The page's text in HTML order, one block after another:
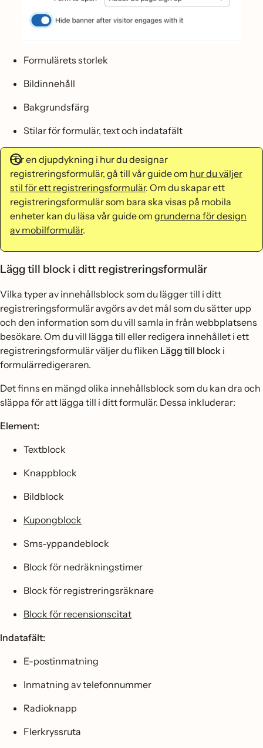
Formulärets storlek
Bildinnehåll
Bakgrundsfärg
Stilar för formulär, text och indatafält
För en djupdykning i hur du designar
registreringsformulär, gå till vår guide om hur du väljer
stil för ett registreringsformulär. Om du skapar ett
registreringsformulär som bara ska visas på mobila
enheter kan du läsa vår guide om grunderna för design
av mobilformulär.
Lägg till block i ditt registreringsformulär
Vilka typer av innehållsblock som du lägger till i ditt
registreringsformulär avgörs av det mål som du sätter upp
och den information som du vill samla in från webbplatsens
besökare. Om du vill lägga till eller redigera innehållet i ett
registreringsformulär väljer du fliken Lägg till block i
formulärredigeraren.
Det finns en mängd olika innehållsblock som du kan dra och
släppa för att lägga till i ditt formulär. Dessa inkluderar:
Element:
Textblock
Knappblock
Bildblock
Kupongblock
Sms-yppandeblock
Block för nedräkningstimer
Block för registreringsräknare
Block för recensionscitat
Indatafält:
E-postinmatning
Inmatning av telefonnummer
Radioknapp
Flerkryssruta